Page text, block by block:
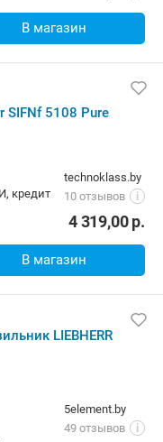
В магазин
SIFNf 5108 Pure
technoklass.by
10 отзывов
i
кредит
4 319,00р.
В магазин
LIEBHERR
5element.by
49 отзывов
i